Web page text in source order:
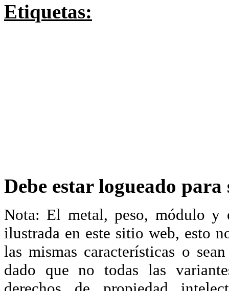
Etiquetas:
Debe estar logueado
Nota: El metal, peso, módulo y
ilustrada en este sitio web, esto
las mismas características o
dado que no todas las